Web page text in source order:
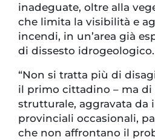
inadeguate, oltre alla
che limita la visibilità e
incendi, in un’area già
di dissesto idrogeologico.
“Non si tratta più di
il primo cittadino – ma di
strutturale, aggravata da
provinciali occasionali,
che non affrontano il